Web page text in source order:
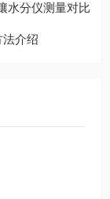
水分仪测量对比
介绍